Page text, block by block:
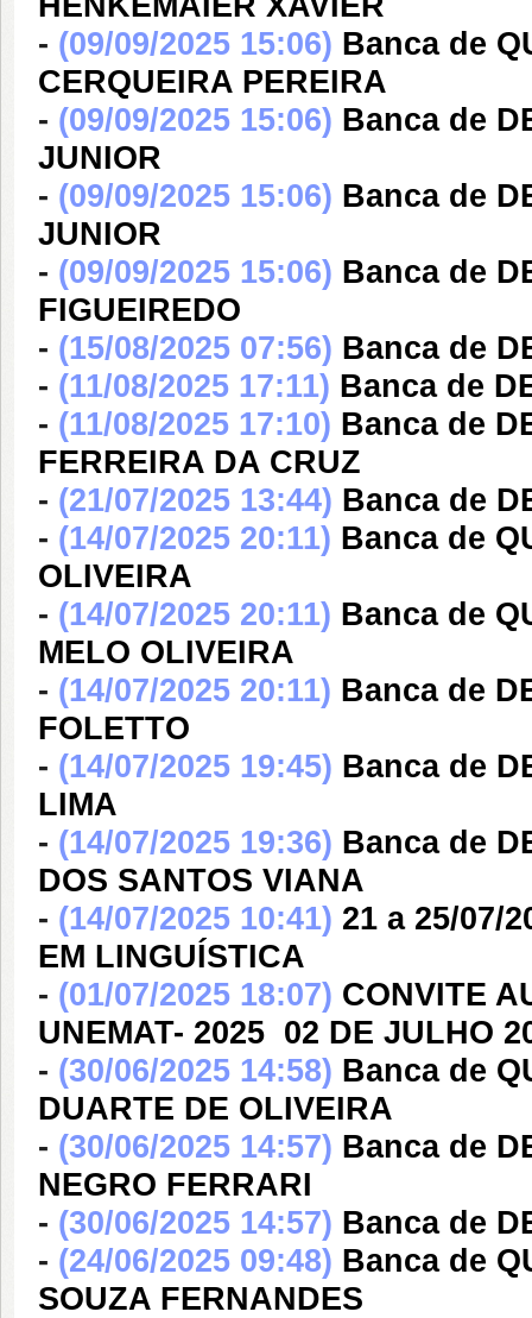
- (09/09/2025 15:06) Banca de
CERQUEIRA PEREIRA
- (09/09/2025 15:06) Banca de
JUNIOR
- (09/09/2025 15:06) Banca de
JUNIOR
- (09/09/2025 15:06) Banca de
FIGUEIREDO
- (15/08/2025 07:56) Banca de
- (11/08/2025 17:11) Banca de
- (11/08/2025 17:10) Banca de
FERREIRA DA CRUZ
- (21/07/2025 13:44) Banca de
- (14/07/2025 20:11) Banca de
OLIVEIRA
- (14/07/2025 20:11) Banca de
MELO OLIVEIRA
- (14/07/2025 20:11) Banca de
FOLETTO
- (14/07/2025 19:45) Banca de
LIMA
- (14/07/2025 19:36) Banca de
DOS SANTOS VIANA
- (14/07/2025 10:41) 21 a 25/07/
EM LINGUÍSTICA
- (01/07/2025 18:07) CONVITE
UNEMAT- 2025  02 DE JULHO
- (30/06/2025 14:58) Banca de
DUARTE DE OLIVEIRA
- (30/06/2025 14:57) Banca de
NEGRO FERRARI
- (30/06/2025 14:57) Banca de
- (24/06/2025 09:48) Banca de
SOUZA FERNANDES